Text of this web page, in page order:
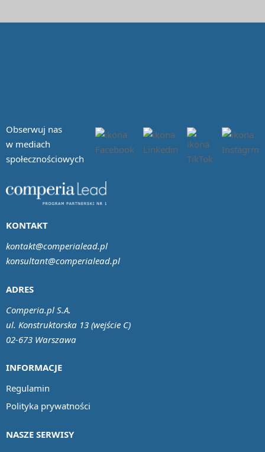
Obserwuj nas
w mediach
społecznościowych
INFORMACJE
Regulamin
Polityka prywatności
NASZE SERWISY
ADRES
Comperia.pl S.A.
ul. Konstruktorska 13 (wejście C)
02-673 Warszawa
KONTAKT
kontakt@comperialead.pl
konsultant@comperialead.pl